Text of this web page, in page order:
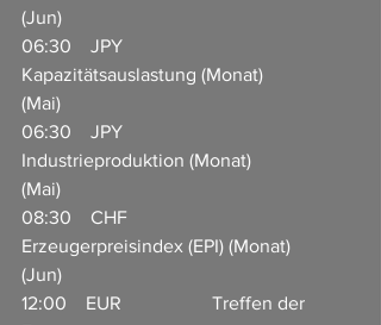
(Jun)
06:30    JPY
Kapazitätsauslastung (Monat)
(Mai)
06:30    JPY
Industrieproduktion (Monat)
(Mai)
08:30    CHF
Erzeugerpreisindex (EPI) (Monat)
(Jun)
12:00    EUR                   Treffen der